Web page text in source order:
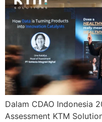
Dalam CDAO Indonesia
Assessment KTM